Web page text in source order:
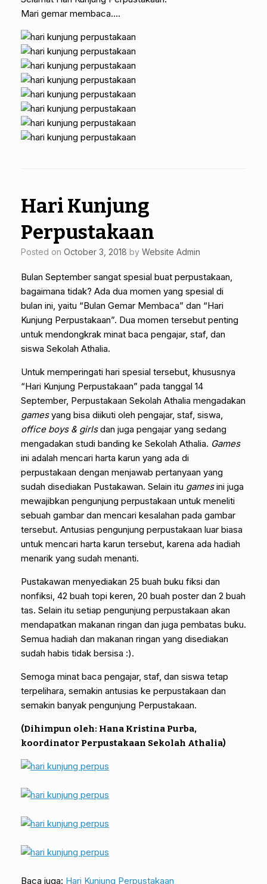
Mari gemar membaca….
Hari Kunjung
Perpustakaan
Posted on October 3, 2018 by Website Admin
Bulan September sangat spesial buat perpustakaan,
bagaimana tidak? Ada dua momen yang spesial di
bulan ini, yaitu “Bulan Gemar Membaca” dan “Hari
Kunjung Perpustakaan”. Dua momen tersebut penting
untuk mendongkrak minat baca pengajar, staf, dan
siswa Sekolah Athalia.
Untuk memperingati hari spesial tersebut, khususnya
“Hari Kunjung Perpustakaan” pada tanggal 14
September, Perpustakaan Sekolah Athalia mengadakan
gamesyang bisa diikuti oleh pengajar, staf, siswa,
office boys & girlsdan juga pengajar yang sedang
mengadakan studi banding ke Sekolah Athalia. Games
ini adalah mencari harta karun yang ada di
perpustakaan dengan menjawab pertanyaan yang
sudah disediakan Pustakawan. Selain itu gamesini juga
mewajibkan pengunjung perpustakaan untuk meneliti
sebuah gambar dan mencari kesalahan pada gambar
tersebut. Antusias pengunjung perpustakaan luar biasa
untuk mencari harta karun tersebut, karena ada hadiah
menarik yang sudah menanti.
Pustakawan menyediakan 25 buah buku fiksi dan
nonfiksi, 42 buah topi keren, 20 buah poster dan 2 buah
tas. Selain itu setiap pengunjung perpustakaan akan
mendapatkan makanan ringan dan juga pembatas buku.
Semua hadiah dan makanan ringan yang disediakan
sudah habis tidak bersisa :).
Semoga minat baca pengajar, staf, dan siswa tetap
terpelihara, semakin antusias ke perpustakaan dan
semakin banyak pengunjung Perpustakaan.
(Dihimpun oleh: Hana Kristina Purba,
koordinator Perpustakaan Sekolah Athalia)
Baca juga: Hari Kunjung Perpustakaan